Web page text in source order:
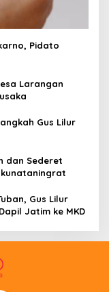
Pidato
Larangan
Gus Lilur
dan Sederet
Gus Lilur
Jatim ke MKD